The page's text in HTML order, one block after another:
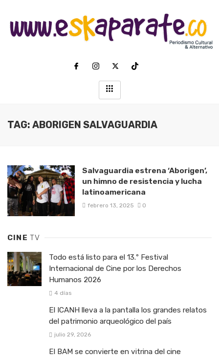
TAG: ABORIGEN SALVAGUARDIA
Salvaguardia estrena ‘Aborigen’,
un himno de resistencia y lucha
latinoamericana
febrero 13, 2025 0
CINETV
Todo está listo para el 13.º Festival
Internacional de Cine por los Derechos
Humanos 2026
4 días
El ICANH lleva a la pantalla los grandes relatos
del patrimonio arqueológico del país
julio 29, 2026
El BAM se convierte en vitrina del cine